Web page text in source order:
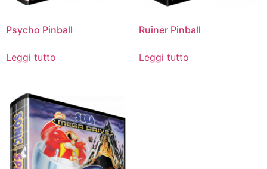
Psycho Pinball
Leggi tutto
Ruiner Pinball
Leggi tutto